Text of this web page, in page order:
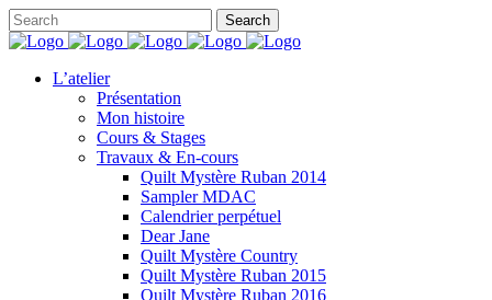
L’atelier
Présentation
Mon histoire
Cours & Stages
Travaux & En-cours
Quilt Mystère Ruban 2014
Sampler MDAC
Calendrier perpétuel
Dear Jane
Quilt Mystère Country
Quilt Mystère Ruban 2015
Quilt Mystère Ruban 2016